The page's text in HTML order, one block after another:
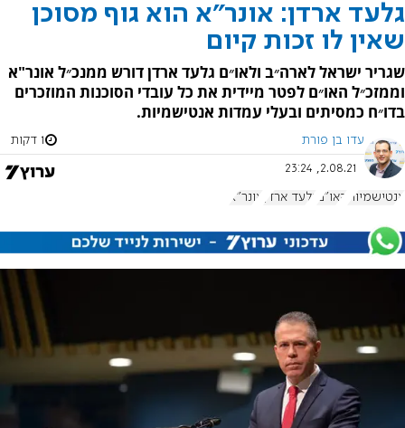
גלעד ארדן: אונר"א הוא גוף מסוכן
שאין לו זכות קיום
שגריר ישראל לארה״ב ולאו״ם גלעד ארדן דורש ממנכ״ל אונר"א
וממזכ״ל האו״ם לפטר מיידית את כל עובדי הסוכנות המוזכרים
בדו״ח כמסיתים ובעלי עמדות אנטישמיות.
עדו בן פורת 1 דקות
2.08.21, 23:24
אנטישמיות האו"ם גלעד ארדן אונר"א